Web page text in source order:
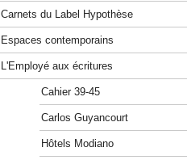
Carnets du Label Hypothèse
Espaces contemporains
L'Employé aux écritures
Cahier 39-45
Carlos Guyancourt
Hôtels Modiano